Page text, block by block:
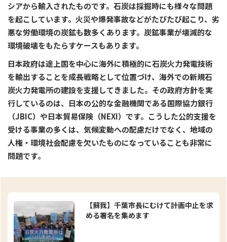
シアから輸入されたものです。石炭は採掘時にも様々な問題
を起こしています。火災や爆発事故などがたびたび起こり、劣
悪な労働環境の炭鉱も数多くあります。炭鉱事業が壊滅的な
環境破壊をもたらすケースもあります。
日本政府は途上国を中心に海外に積極的に石炭火力発電技術
を輸出することを成長戦略として位置づけ、海外での新規石
炭火力発電所の建設を支援してきました。その政府方針を実
行しているのは、日本の公的な金融機関である国際協力銀行
（JBIC）や日本貿易保険（NEXI）です。こうした公的支援を
受ける事業の多くは、気候変動への配慮だけでなく、地域の
人権・環境社会配慮を欠いたものになっていることも非常に
問題です。
【蘇我】千葉市長にむけて計画中止を求
める署名を集めます